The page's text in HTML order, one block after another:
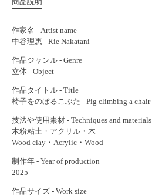
作家名 - Artist name
中谷理恵 - Rie Nakatani
作品ジャンル - Genre
立体 - Object
作品タイトル - Title
椅子をのぼるこぶた - Pig climbing a chair
技法や使用素材 - Techniques and materials
木粉粘土・アクリル・木
Wood clay・Acrylic・Wood
制作年 - Year of production
2025
作品サイズ - Work size